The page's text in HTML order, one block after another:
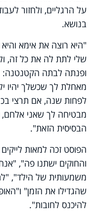
על הרגליים, ולחזור
בנושא.
"היא רוצה את אימא והיא
ופנתה לבתה הקטנטנה:
מאחלת לך שכשלך יהיו
לפחות שנה, אם תרצי
מבטיחה לך שאני
הבסיסית הזאת".
הפוסט זכה למאות
והחוקים ישתנו פה",
שהגדילו את הזמן"
להיכנס לחובות".